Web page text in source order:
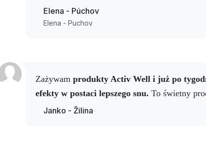
napoju wyniki poprawiły się.więc efekt waw i
i jestem zadowolony
Elena - Púchov
Elena - Puchov
Zażywam produkty Activ Well i już po
efekty w postaci lepszego snu. To świetny
Janko - Žilina